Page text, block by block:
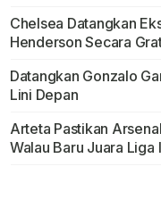
Chelsea Datangkan
Henderson Secara
Datangkan Gonzalo
Lini Depan
Arteta Pastikan
Walau Baru Juara Liga